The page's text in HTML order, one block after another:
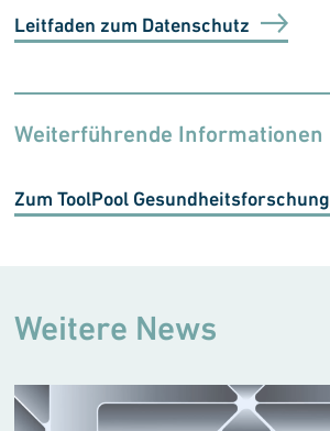
Leitfaden zum Datenschutz
Weiterführende Informationen
Zum ToolPool Gesundheitsforschung
Weitere News